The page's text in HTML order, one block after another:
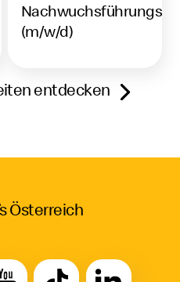
(m/w/d)
entdecken
Österreich